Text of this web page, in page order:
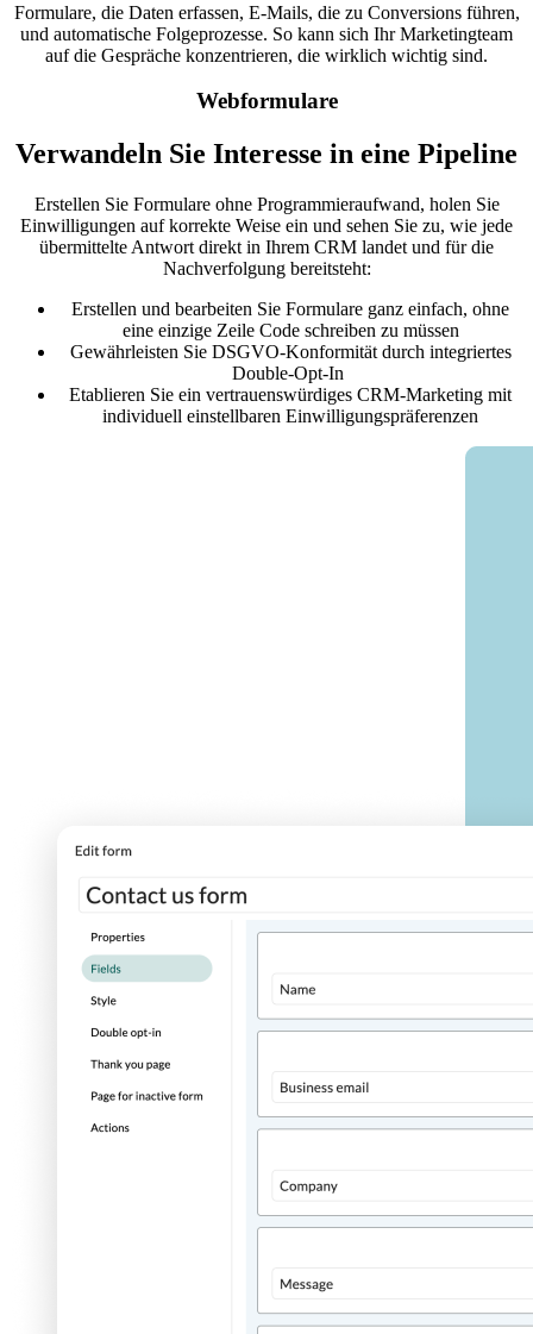
Formulare, die Daten erfassen, E-Mails, die zu Conversions führen,
und automatische Folgeprozesse. So kann sich Ihr Marketingteam
auf die Gespräche konzentrieren, die wirklich wichtig sind.
Webformulare
Verwandeln Sie Interesse in eine Pipeline
Erstellen Sie Formulare ohne Programmieraufwand, holen Sie
Einwilligungen auf korrekte Weise ein und sehen Sie zu, wie jede
übermittelte Antwort direkt in Ihrem CRM landet und für die
Nachverfolgung bereitsteht:
Erstellen und bearbeiten Sie Formulare ganz einfach, ohne
eine einzige Zeile Code schreiben zu müssen
Gewährleisten Sie DSGVO-Konformität durch integriertes
Double-Opt-In
Etablieren Sie ein vertrauenswürdiges CRM-Marketing mit
individuell einstellbaren Einwilligungspräferenzen